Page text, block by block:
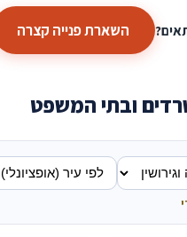
השארת פנייה קצרה
ובתי המשפט